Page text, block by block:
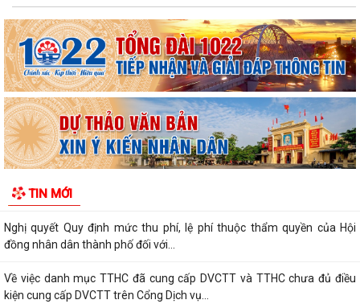
TIN MỚI
Lãnh đạo xã Bình Giang kiểm tra tiến độ thi công các công trình trên
địa bàn
Về việc công khai danh mục thủ tục hành chính được sửa đổi, bổ sung,
thay thế, bị bãi bỏ thuộc...
Về việc công khai thủ tục hành chính ban hành mới, được sửa đổi, bổ
sung thuộc phạm vi chức năng...
chương Thanh niên xung phong vẻ...
Nghị quyết Quy định mức thu phí, lệ phí thuộc thẩm quyền của Hội
đồng nhân dân thành phố đối với...
Về việc danh mục TTHC đã cung cấp DVCTT và TTHC chưa đủ điều
kiện cung cấp DVCTT trên Cổng Dịch vụ...